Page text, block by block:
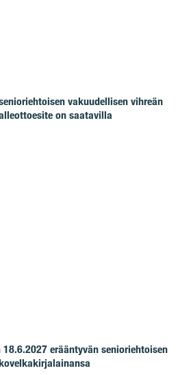
vakuudellisen vihreän
on saatavilla
erääntyvän senioriehtoisen